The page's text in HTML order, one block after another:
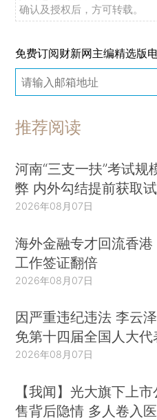
确认及授权后，方可转载。
免费订阅财新网主编精选版
推荐阅读
河南“三支一扶”考试规
弊 内外勾结提前获取
2026年08月07日
海外金融专才回流香港
工作签证翻倍
2026年08月07日
因严重违纪违法 李云
免第十四届全国人大代
2026年08月07日
【我闻】光大旗下上市
售背后隐情 多人卷入